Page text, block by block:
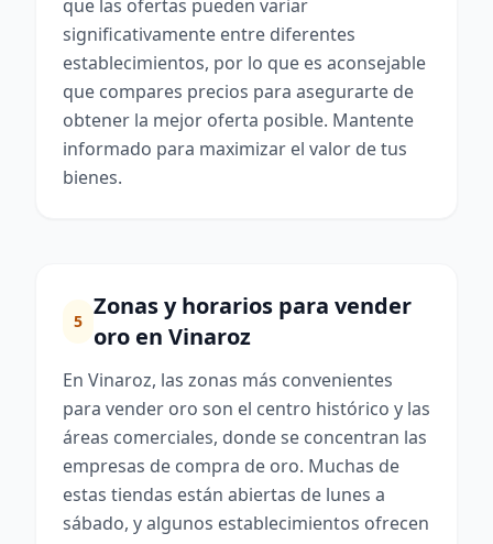
que las ofertas pueden variar
significativamente entre diferentes
establecimientos, por lo que es aconsejable
que compares precios para asegurarte de
obtener la mejor oferta posible. Mantente
informado para maximizar el valor de tus
bienes.
5
Zonas y horarios para vender
oro en Vinaroz
En Vinaroz, las zonas más convenientes
para vender oro son el centro histórico y las
áreas comerciales, donde se concentran las
empresas de compra de oro. Muchas de
estas tiendas están abiertas de lunes a
sábado, y algunos establecimientos ofrecen